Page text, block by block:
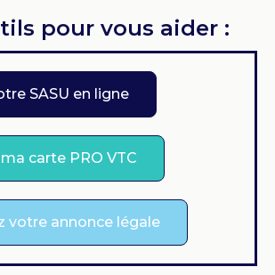
pour vous aider :
SASU en ligne
carte PRO VTC
votre annonce légale